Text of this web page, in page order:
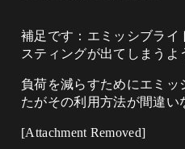
補足です：エミッシブライ
スティングが出てしまうよ
負荷を減らすためにエミッ
たがその利用方法が間違い
[Attachment Removed]